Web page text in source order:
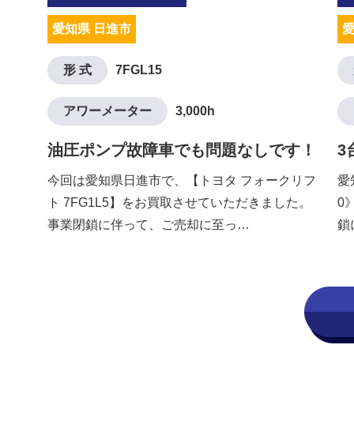
愛知県 日進市
形 式 7FGL15
アワーメーター 3,000h
油圧ポンプ故障車でも問題なしです！
今回は愛知県日進市で、【トヨタ フォークリフ
ト 7FG1L5】をお買取させていただきました。
事業閉鎖に伴って、ご売却に至っ…
3
愛
0
鎖